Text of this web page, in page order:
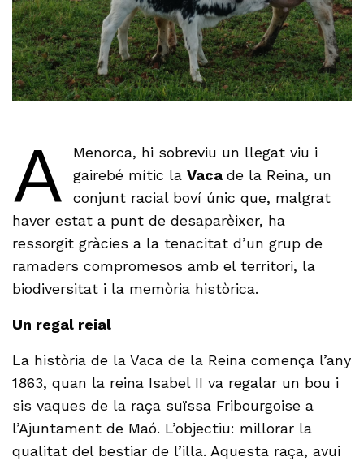
A
Menorca, hi sobreviu un llegat viu i
gairebé mític la Vaca de la Reina, un
conjunt racial boví únic que, malgrat
haver estat a punt de desaparèixer, ha
ressorgit gràcies a la tenacitat d’un grup de
ramaders compromesos amb el territori, la
biodiversitat i la memòria històrica.
Un regal reial
La història de la Vaca de la Reina comença l’any
1863, quan la reina Isabel II va regalar un bou i
sis vaques de la raça suïssa Fribourgoise a
l’Ajuntament de Maó. L’objectiu: millorar la
qualitat del bestiar de l’illa. Aquesta raça, avui